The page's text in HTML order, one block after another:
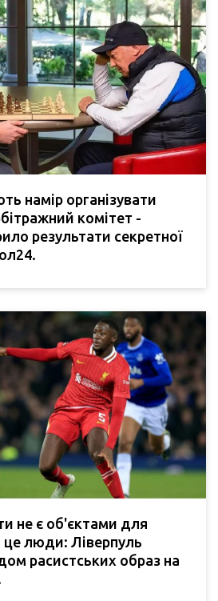
намір організувати
комітет -
результати секретної
не є об'єктами для
це люди: Ліверпуль
расистських образ на